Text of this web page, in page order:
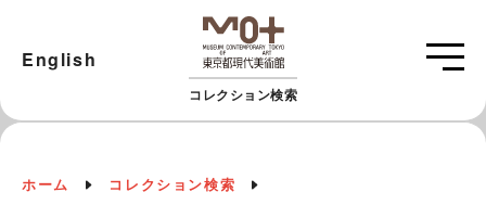
コレクション検索
English
ホーム コレクション検索